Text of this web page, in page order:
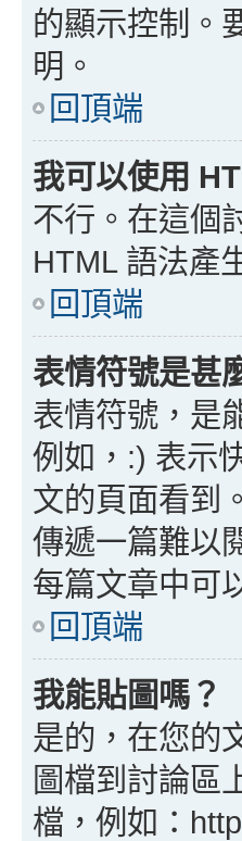
的顯示控制。
明。
回頂端
我可以使用
不行。在這個
HTML 語法產
回頂端
表情符號是甚
表情符號，是
例如，:) 表示
文的頁面看到
傳遞一篇難以
每篇文章中可
回頂端
我能貼圖嗎？
是的，在您的
圖檔到討論區
檔，例如：